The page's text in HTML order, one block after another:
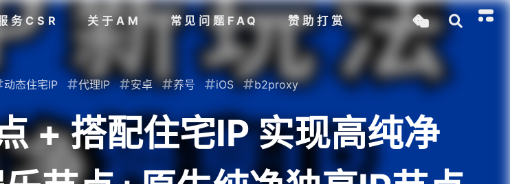
务CSR 关于AM 常见问题FAQ 赞助打赏
动态住宅IP 代理IP 安卓 养号 iOS b2proxy
+ 搭配住宅IP 实现高纯净